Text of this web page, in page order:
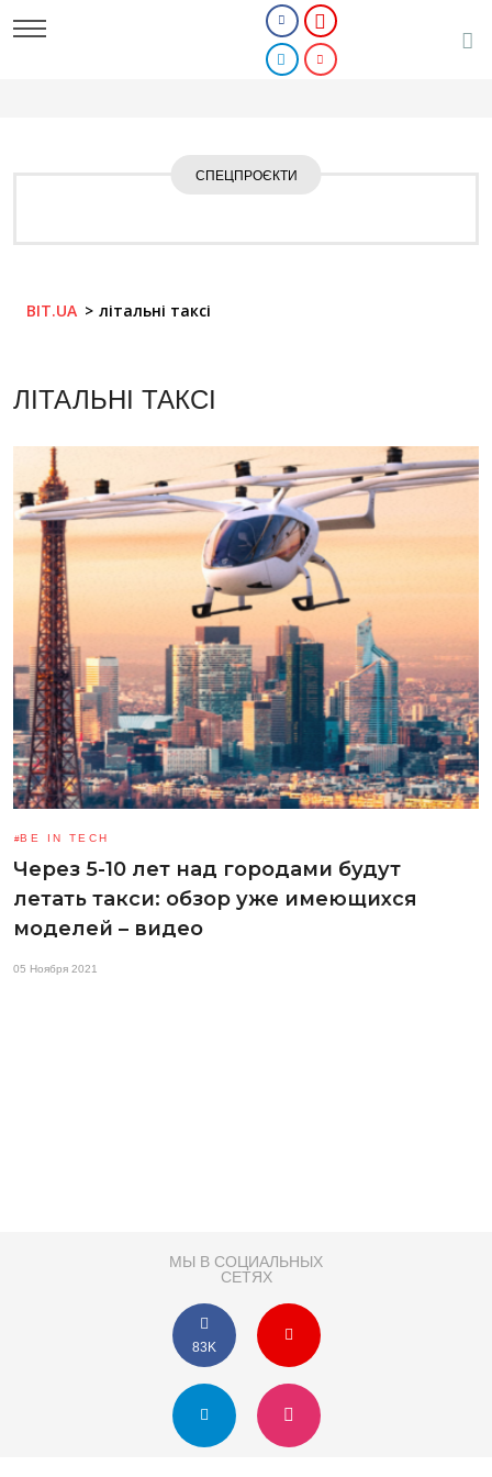
СПЕЦПРОЄКТИ
BIT.UA літальні таксі
ЛІТАЛЬНІ ТАКСІ
BE IN TECH
Через 5-10 лет над городами будут
летать такси: обзор уже имеющихся
моделей – видео
05 Ноября 2021
МЫ В СОЦИАЛЬНЫХ
СЕТЯХ
83K